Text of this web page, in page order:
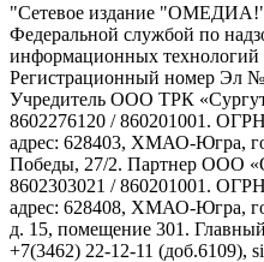
"Сетевое издание
Федеральной службой по
информационных
Регистрационный номер Эл
Учредитель ООО ТРК
8602276120 / 860201001.
адрес: 628403, ХМАО-Югра,
Победы, 27/2. Партнер ООО
8602303021 / 860201001.
адрес: 628408, ХМАО-Югра,
д. 15, помещение 301.
+7(3462) 22-12-11 (доб.6109),